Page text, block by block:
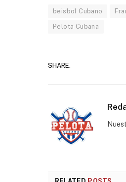
beisbol Cubano
Pelota Cubana
SHARE.